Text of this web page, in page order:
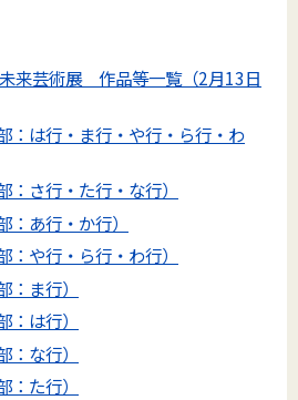
来芸術展 作品等一覧（2月13日
：は行・ま行・や行・ら行・わ
さ行・た行・な行）
あ行・か行）
や行・ら行・わ行）
ま行）
は行）
な行）
た行）